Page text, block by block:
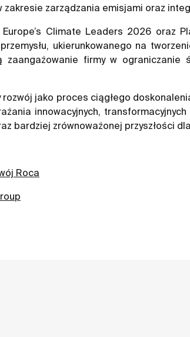
zakresie zarządzania emisjami oraz
Climate Leaders 2026 oraz
ukierunkowanego na
zaangażowanie firmy w
jako proces ciągłego
innowacyjnych,
bardziej zrównoważonej przyszłości
Roca